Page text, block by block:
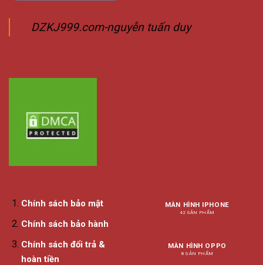
DZKJ999.com-nguyễn tuấn duy
Chính sách bảo mật
Chính sách bảo hành
Chính sách đổi trả &
hoàn tiền
MÀN HÌNH IPHONE
42 SẢN PHẨM
MÀN HÌNH OPPO
8 SẢN PHẨM